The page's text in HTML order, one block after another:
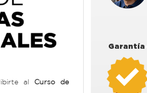
al Curso de